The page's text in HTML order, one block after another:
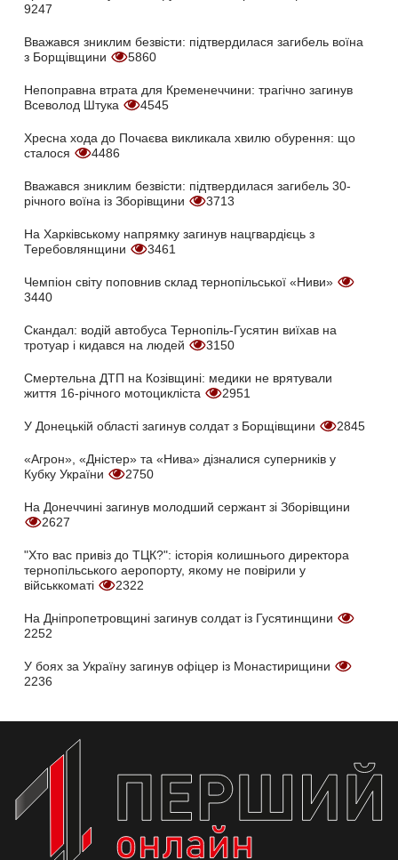
9247
Вважався зниклим безвісти: підтвердилася загибель воїна
з Борщівщини
5860
Непоправна втрата для Кременеччини: трагічно загинув
Всеволод Штука
4545
Хресна хода до Почаєва викликала хвилю обурення: що
сталося
4486
Вважався зниклим безвісти: підтвердилася загибель 30-
річного воїна із Зборівщини
3713
На Харківському напрямку загинув нацгвардієць з
Теребовлянщини
3461
Чемпіон світу поповнив склад тернопільської «Ниви»
3440
Скандал: водій автобуса Тернопіль-Гусятин виїхав на
тротуар і кидався на людей
3150
Смертельна ДТП на Козівщині: медики не врятували
життя 16-річного мотоцикліста
2951
У Донецькій області загинув солдат з Борщівщини 2845
«Агрон», «Дністер» та «Нива» дізналися суперників у
Кубку України
2750
На Донеччині загинув молодший сержант зі Зборівщини
2627
"Хто вас привіз до ТЦК?": історія колишнього директора
тернопільського аеропорту, якому не повірили у
військкоматі
2322
На Дніпропетровщині загинув солдат із Гусятинщини
2252
У боях за Україну загинув офіцер із Монастирищини
2236